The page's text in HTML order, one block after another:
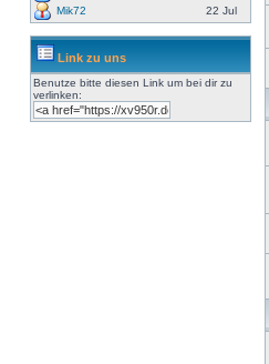
Mik72
22 Jul
Link zu uns
Benutze bitte diesen Link um bei dir zu
verlinken: